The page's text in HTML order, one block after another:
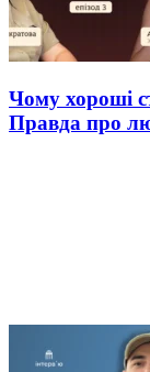
Чому хороші
Правда про